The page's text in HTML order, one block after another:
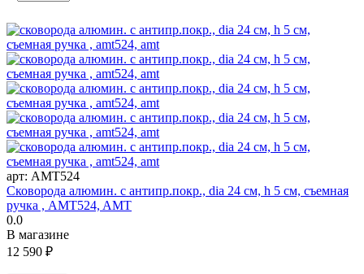
арт: AMT524
Сковорода алюмин. с антипр.покр., dia 24 см, h 5 см, съемная
ручка , AMT524, AMT
0.0
В магазине
12 590 ₽